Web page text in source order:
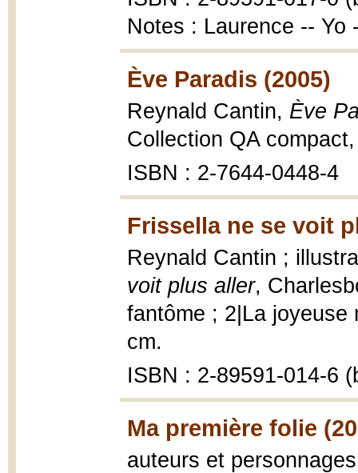
Notes : Laurence -- Yo
Ève Paradis (2005)
Reynald Cantin, Ève
Collection QA
ISBN : 2-7644-0448-4
Frissella ne se voit
Reynald Cantin ;
voit plus aller,
fantôme ; 2|La
cm.
ISBN : 2-89591-014-6
Ma première folie
auteurs et